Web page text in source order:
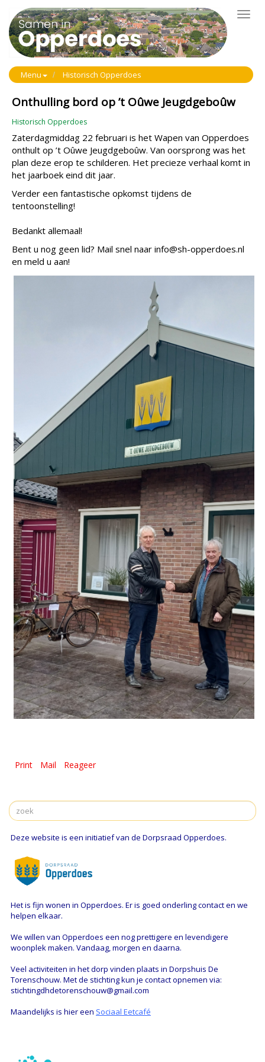
Menu Historisch Opperdoes
Onthulling bord op ’t Oûwe Jeugdgeboûw
Historisch Opperdoes
Zaterdagmiddag 22 februari is het Wapen van Opperdoes
onthult op ’t Oûwe Jeugdgeboûw. Van oorsprong was het
plan deze erop te schilderen. Het precieze verhaal komt in
het jaarboek eind dit jaar.
Verder een fantastische opkomst tijdens de
tentoonstelling!
Bedankt allemaal!
Bent u nog geen lid? Mail snel naar info@sh-opperdoes.nl
en meld u aan!
Print Mail Reageer
Deze website is een initiatief van de Dorpsraad Opperdoes.
Het is fijn wonen in Opperdoes. Er is goed onderling contact en we
helpen elkaar.
We willen van Opperdoes een nog prettigere en levendigere
woonplek maken. Vandaag, morgen en daarna.
Veel activiteiten in het dorp vinden plaats in Dorpshuis De
Torenschouw. Met de stichting kun je contact opnemen via:
stichtingdhdetorenschouw@gmail.com
Maandelijks is hier een Sociaal Eetcafé